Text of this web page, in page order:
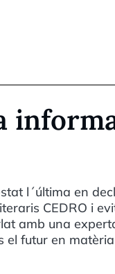
l´última en
CEDRO i
amb una
el futur en